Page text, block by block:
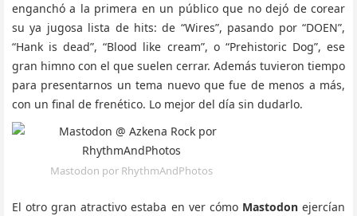
enganchó a la primera en un público que no dejó de corear
su ya jugosa lista de hits: de “Wires”, pasando por “DOEN”,
“Hank is dead”, “Blood like cream”, o “Prehistoric Dog”, ese
gran himno con el que suelen cerrar. Además tuvieron tiempo
para presentarnos un tema nuevo que fue de menos a más,
con un final de frenético. Lo mejor del día sin dudarlo.
Mastodon por RhythmAndPhotos
El otro gran atractivo estaba en ver cómo Mastodonejercían